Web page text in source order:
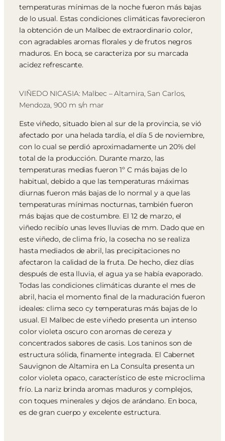
temperaturas mínimas de la noche fueron más bajas
de lo usual. Estas condiciones climáticas favorecieron
la obtención de un Malbec de extraordinario color,
con agradables aromas florales y de frutos negros
maduros. En boca, se caracteriza por su marcada
acidez refrescante.
VIÑEDO NICASIA: Malbec – Altamira, San Carlos,
Mendoza, 900 m s/n mar
Este viñedo, situado bien al sur de la provincia, se vió
afectado por una helada tardía, el día 5 de noviembre,
con lo cual se perdió aproximadamente un 20% del
total de la producción. Durante marzo, las
temperaturas medias fueron 1º C más bajas de lo
habitual, debido a que las temperaturas máximas
diurnas fueron más bajas de lo normal y a que las
temperaturas mínimas nocturnas, también fueron
más bajas que de costumbre. El 12 de marzo, el
viñedo recibío unas leves lluvias de mm. Dado que en
este viñedo, de clima frío, la cosecha no se realiza
hasta mediados de abril, las precipitaciones no
afectaron la calidad de la fruta. De hecho, diez días
después de esta lluvia, el agua ya se había evaporado.
Todas las condiciones climáticas durante el mes de
abril, hacia el momento final de la maduración fueron
ideales: clima seco cy temperaturas más bajas de lo
usual. El Malbec de este viñedo presenta un intenso
color violeta oscuro con aromas de cereza y
concentrados sabores de casis. Los taninos son de
estructura sólida, finamente integrada. El Cabernet
Sauvignon de Altamira en La Consulta presenta un
color violeta opaco, característico de este microclima
frío. La nariz brinda aromas maduros y complejos,
con toques minerales y dejos de arándano. En boca,
es de gran cuerpo y excelente estructura.